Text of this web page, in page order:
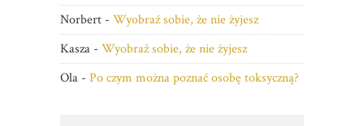
Norbert - Wyobraź sobie, że nie żyjesz
Kasza - Wyobraź sobie, że nie żyjesz
Ola - Po czym można poznać osobę toksyczną?